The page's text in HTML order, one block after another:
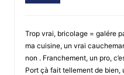
Trop vrai, bricolage = galére
ma cuisine, un vrai
non . Franchement, un pro,
Port çà fait tellement de bien,